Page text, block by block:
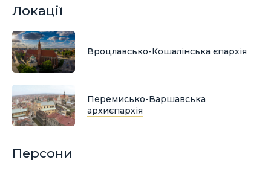
Локації
Вроцлавсько-Кошалінська єпархія
Перемисько-Варшавська
архиєпархія
Персони